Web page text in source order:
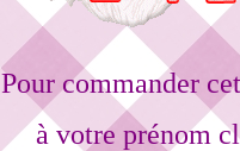
Pour commander
à votre prénom